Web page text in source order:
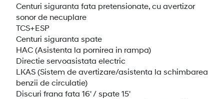
Centuri siguranta fata pretensionate, cu avertizor
sonor de necuplare
TCS+ESP
Centuri siguranta spate
HAC (Asistenta la pornirea in rampa)
Directie servoasistata electric
LKAS (Sistem de avertizare/asistenta la schimbarea
benzii de circulatie)
Discuri frana fata 16' / spate 15'